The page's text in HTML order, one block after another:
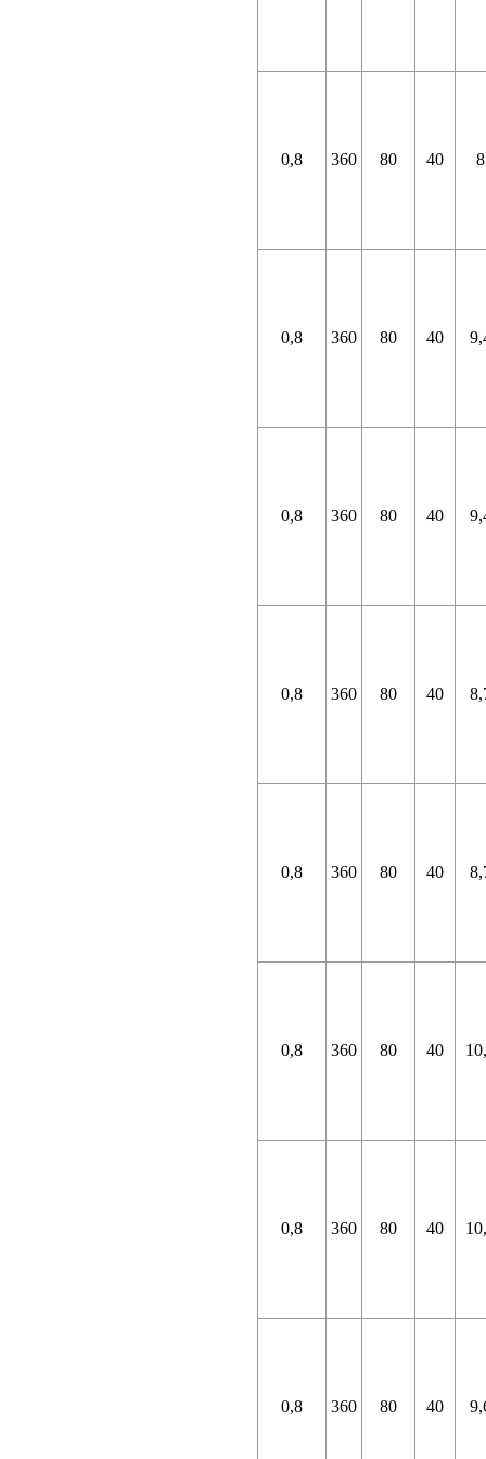
0,8 360 80 40 8
0,8 360 80 40
0,8 360 80 40
0,8 360 80 40
0,8 360 80 40
0,8 360 80 40
0,8 360 80 40
0,8 360 80 40